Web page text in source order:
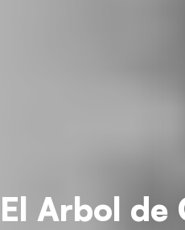
El Arbol de